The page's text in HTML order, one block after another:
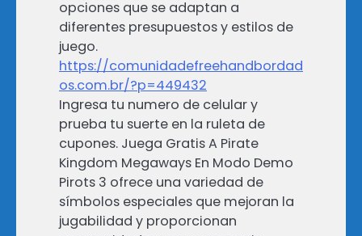
opciones que se adaptan a
diferentes presupuestos y estilos de
juego.
https://comunidadefreehandbordad
os.com.br/?p=449432
Ingresa tu numero de celular y
prueba tu suerte en la ruleta de
cupones. Juega Gratis A Pirate
Kingdom Megaways En Modo Demo
Pirots 3 ofrece una variedad de
símbolos especiales que mejoran la
jugabilidad y proporcionan